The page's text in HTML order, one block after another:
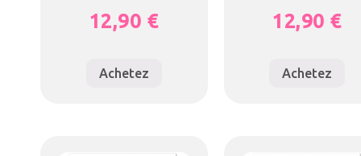
12,90 €
Achetez
12,90 €
Achetez